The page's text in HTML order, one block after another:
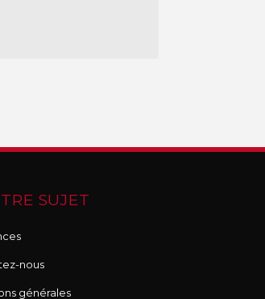
SUJET
nous
générales